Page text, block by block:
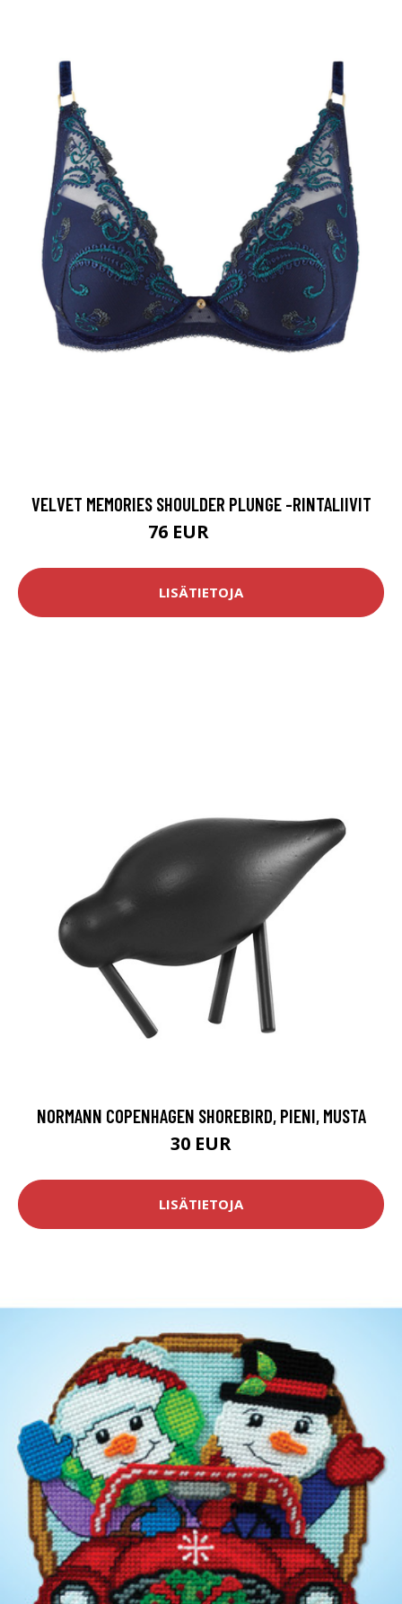
VELVET MEMORIES SHOULDER PLUNGE -RINTALIIVIT
76 EUR
LISÄTIETOJA
NORMANN COPENHAGEN SHOREBIRD, PIENI, MUSTA
30 EUR
LISÄTIETOJA